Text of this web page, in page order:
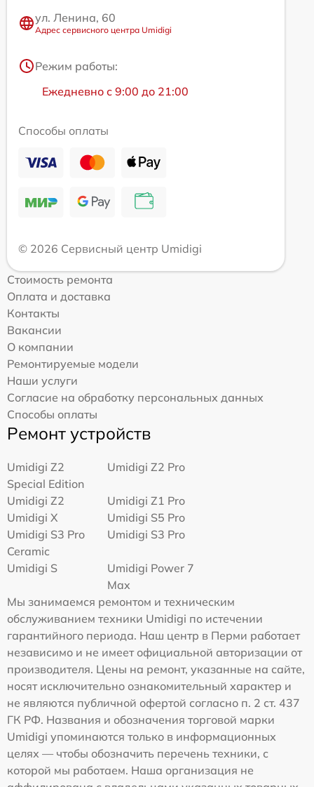
ул. Ленина, 60
Адрес сервисного центра Umidigi
Режим работы:
Ежедневно с 9:00 до 21:00
Способы оплаты
© 2026 Сервисный центр Umidigi
Стоимость ремонта
Оплата и доставка
Контакты
Вакансии
О компании
Ремонтируемые модели
Наши услуги
Согласие на обработку персональных данных
Способы оплаты
Ремонт устройств
Umidigi Z2
Special Edition
Umidigi Z2 Pro
Umidigi Z2
Umidigi Z1 Pro
Umidigi X
Umidigi S5 Pro
Umidigi S3 Pro
Ceramic
Umidigi S3 Pro
Umidigi S
Umidigi Power 7
Max
Мы занимаемся ремонтом и техническим
обслуживанием техники Umidigi по истечении
гарантийного периода. Наш центр в Перми работает
независимо и не имеет официальной авторизации от
производителя. Цены на ремонт, указанные на сайте,
носят исключительно ознакомительный характер и
не являются публичной офертой согласно п. 2 ст. 437
ГК РФ. Названия и обозначения торговой марки
Umidigi упоминаются только в информационных
целях — чтобы обозначить перечень техники, с
которой мы работаем. Наша организация не